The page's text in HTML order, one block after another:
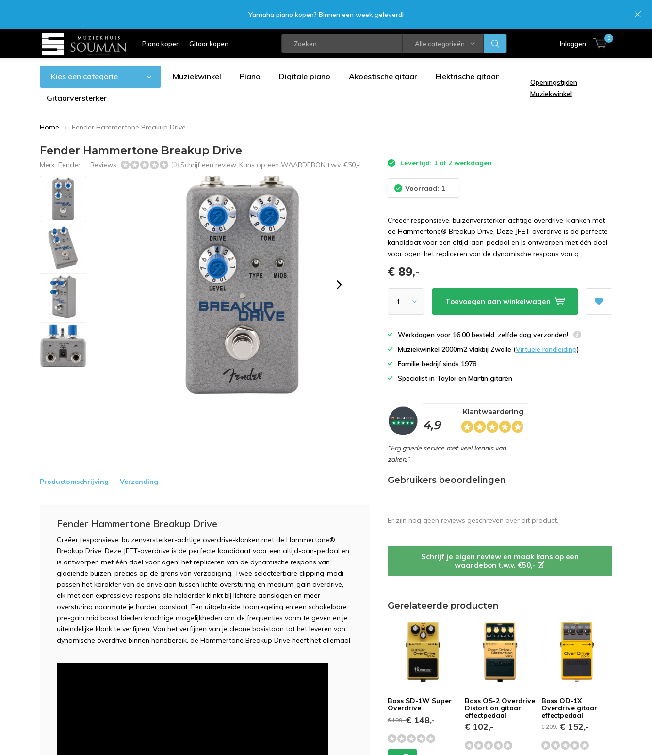
Piano kopen Gitaar kopen Alle categorieën Inloggen
0
Yamaha piano kopen? Binnen een week geleverd!
Kies een categorie Muziekwinkel Piano Digitale piano Akoestische gitaar Elektrische gitaar
Gitaarversterker
Openingstijden
Muziekwinkel
Home Fender Hammertone Breakup Drive
Fender Hammertone Breakup Drive
Merk: Fender Reviews: (0) Schrijf een review. Kans op een WAARDEBON t.w.v. €50,-! Levertijd: 1 of 2 werkdagen
Voorraad: 1
Creëer responsieve, buizenversterker-achtige overdrive-klanken met
de Hammertone® Breakup Drive. Deze JFET-overdrive is de perfecte
kandidaat voor een altijd-aan-pedaal en is ontworpen met één doel
voor ogen: het repliceren van de dynamische respons van g
€ 89,-
Toevoegen aan winkelwagen
Werkdagen voor 16:00 besteld, zelfde dag verzonden!
Muziekwinkel 2000m2 vlakbij Zwolle (Virtuele rondleiding)
Familie bedrijf sinds 1978
Specialist in Taylor en Martin gitaren
4,9
Klantwaardering
“Erg goede service met veel kennis van
zaken.”
Productomschrijving Verzending
Fender Hammertone Breakup Drive
Creëer responsieve, buizenversterker-achtige overdrive-klanken met de Hammertone®
Breakup Drive. Deze JFET-overdrive is de perfecte kandidaat voor een altijd-aan-pedaal en
is ontworpen met één doel voor ogen: het repliceren van de dynamische respons van
gloeiende buizen, precies op de grens van verzadiging. Twee selecteerbare clipping-modi
passen het karakter van de drive aan tussen lichte oversturing en medium-gain overdrive,
elk met een expressieve respons die helderder klinkt bij lichtere aanslagen en meer
oversturing naarmate je harder aanslaat. Een uitgebreide toonregeling en een schakelbare
pre-gain mid boost bieden krachtige mogelijkheden om de frequenties vorm te geven en je
uiteindelijke klank te verfijnen. Van het verfijnen van je cleane basistoon tot het leveren van
dynamische overdrive binnen handbereik, de Hammertone Breakup Drive heeft het allemaal.
Gebruikers beoordelingen
Er zijn nog geen reviews geschreven over dit product.
Schrijf je eigen review en maak kans op een
waardebon t.w.v. €50,-
Gerelateerde producten
Boss SD-1W Super
Overdrive
€ 199,-€ 148,-
Boss OS-2 Overdrive
Distortion gitaar
effectpedaal
€ 102,-
Boss OD-1X
Overdrive gitaar
effectpedaal
€ 209,-€ 152,-